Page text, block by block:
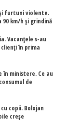
furtuni violente.
90 km/h și grindină
Vacanțele s-au
în prima
în ministere. Ce au
de
copii. Bolojan
creșe